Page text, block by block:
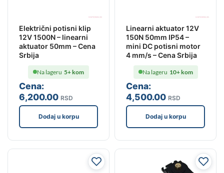
Električni potisni klip
12V 1500N – linearni
aktuator 50mm – Cena
Srbija
Cena:
6,200.00 RSD
Na lageru 5+ kom
Dodaj u korpu
Linearni aktuator 12V
150N 50mm IP54 –
mini DC potisni motor
4 mm/s – Cena Srbija
Cena:
4,500.00 RSD
Na lageru 10+ kom
Dodaj u korpu